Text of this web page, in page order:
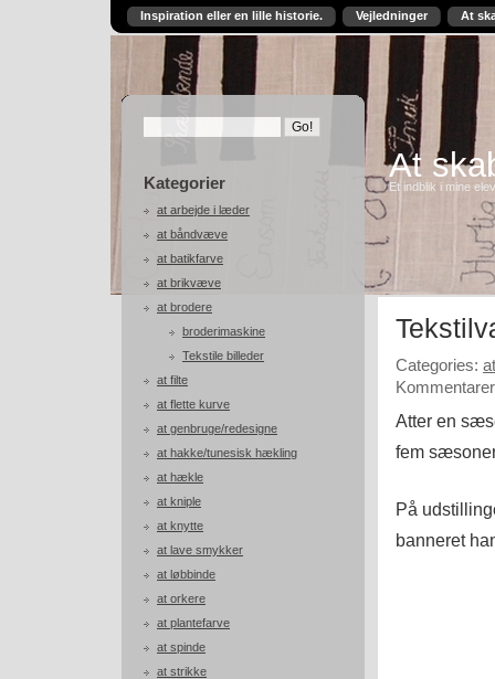
Inspiration eller en lille historie. Vejledninger At
Kategorier
at arbejde i læder
at båndvæve
at batikfarve
at brikvæve
at brodere
broderimaskine
Tekstile billeder
at filte
at flette kurve
at genbruge/redesigne
at hakke/tunesisk hækling
at hækle
at kniple
at knytte
at lave smykker
at løbbinde
at orkere
at plantefarve
at spinde
at strikke
At
Et indblik i mine
Categories:
Atter en
fem
På
banneret